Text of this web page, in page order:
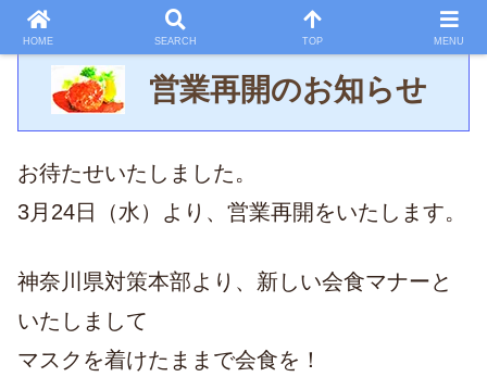
営業再開のお知らせ
お待たせいたしました。
3月24日（水）より、営業再開をいたします。
神奈川県対策本部より、新しい会食マナーと
いたしまして
マスクを着けたままで会食を！
HOME SEARCH TOP MENU